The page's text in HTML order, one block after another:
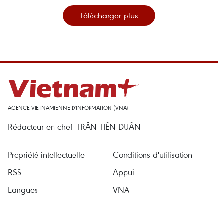
Télécharger plus
AGENCE VIETNAMIENNE D'INFORMATION (VNA)
Rédacteur en chef: TRÂN TIÊN DUÂN
Propriété intellectuelle
Conditions d'utilisation
RSS
Appui
Langues
VNA